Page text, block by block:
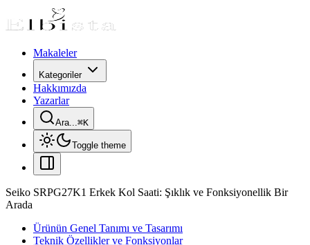
Makaleler
Kategoriler
Hakkımızda
Yazarlar
Ara...⌘K
Toggle theme
Seiko SRPG27K1 Erkek Kol Saati: Şıklık ve Fonksiyonellik Bir
Arada
Ürünün Genel Tanımı ve Tasarımı
Teknik Özellikler ve Fonksiyonlar